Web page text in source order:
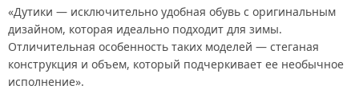
«Дутики — исключительно удобная обувь с оригинальным
дизайном, которая идеально подходит для зимы.
Отличительная особенность таких моделей — стеганая
конструкция и объем, который подчеркивает ее необычное
исполнение».